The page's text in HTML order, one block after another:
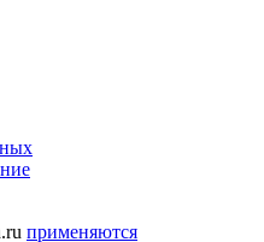
применяются